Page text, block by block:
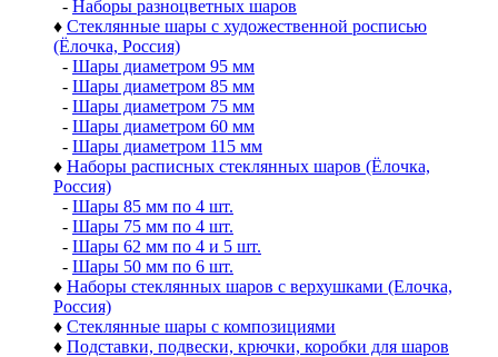
- Наборы разноцветных шаров
♦ Стеклянные шары с художественной росписью
(Ёлочка, Россия)
- Шары диаметром 95 мм
- Шары диаметром 85 мм
- Шары диаметром 75 мм
- Шары диаметром 60 мм
- Шары диаметром 115 мм
♦ Наборы расписных стеклянных шаров (Ёлочка,
Россия)
- Шары 85 мм по 4 шт.
- Шары 75 мм по 4 шт.
- Шары 62 мм по 4 и 5 шт.
- Шары 50 мм по 6 шт.
♦ Наборы стеклянных шаров с верхушками (Елочка,
Россия)
♦ Стеклянные шары с композициями
♦ Подставки, подвески, крючки, коробки для шаров